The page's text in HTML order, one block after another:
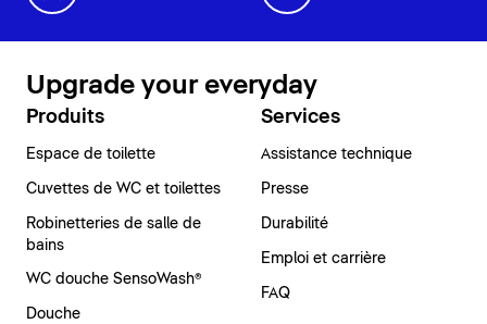
Upgrade your everyday
Produits
Espace de toilette
Cuvettes de WC et toilettes
Robinetteries de salle de
bains
WC douche SensoWash®
Douche
Services
Assistance technique
Presse
Durabilité
Emploi et carrière
FAQ